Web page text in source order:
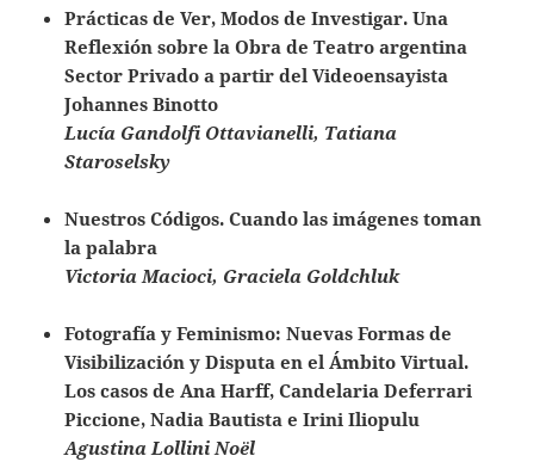
Prácticas de Ver, Modos de Investigar. Una
Reflexión sobre la Obra de Teatro argentina
Sector Privado a partir del Videoensayista
Johannes Binotto
Lucía Gandolfi Ottavianelli, Tatiana
Staroselsky
Nuestros Códigos. Cuando las imágenes toman
la palabra
Victoria Macioci, Graciela Goldchluk
Fotografía y Feminismo: Nuevas Formas de
Visibilización y Disputa en el Ámbito Virtual.
Los casos de Ana Harff, Candelaria Deferrari
Piccione, Nadia Bautista e Irini Iliopulu
Agustina Lollini Noël